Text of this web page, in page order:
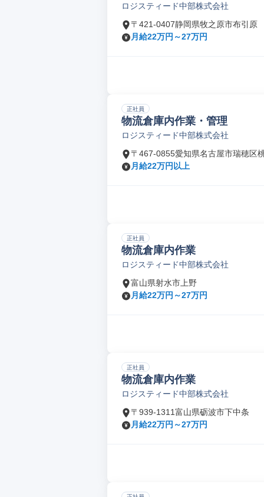
ロジスティード中部株式会社
〒421-0407静岡県牧之原市布引原
月給22万円～27万円
正社員
物流倉庫内作業・管理
ロジスティード中部株式会社
〒467-0855愛知県名古屋市瑞穂区
月給22万円以上
正社員
物流倉庫内作業
ロジスティード中部株式会社
富山県射水市上野
月給22万円～27万円
正社員
物流倉庫内作業
ロジスティード中部株式会社
〒939-1311富山県砺波市下中条
月給22万円～27万円